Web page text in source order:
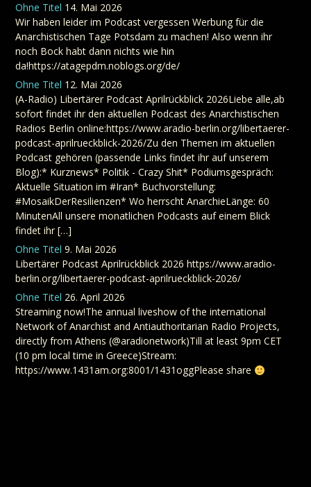
Ohne Titel 14. Mai 2026
Wir haben leider im Podcast vergessen Werbung für die
Anarchistischen Tage Potsdam zu machen! Also wenn ihr
noch Bock habt dann nichts wie hin
da!https://atagepdm.noblogs.org/de/
Ohne Titel 12. Mai 2026
(A-Radio) Libertärer Podcast Aprilrückblick 2026Liebe alle,ab
sofort findet ihr den aktuellen Podcast des Anarchistischen
Radios Berlin online:https://www.aradio-berlin.org/libertaerer-
podcast-aprilrueckblick-2026/Zu den Themen im aktuellen
Podcast gehören (passende Links findet ihr auf unserem
Blog):* Kurznews* Politik - Crazy Shit* Podiumsgespräch:
Aktuelle Situation im #Iran* Buchvorstellung:
#MosaikDerResilienzen* Wo herrscht AnarchieLänge: 60
MinutenAll unsere monatlichen Podcasts auf einem Blick
findet ihr […]
Ohne Titel 9. Mai 2026
Libertärer Podcast Aprilrückblick 2026 https://www.aradio-
berlin.org/libertaerer-podcast-aprilrueckblick-2026/
Ohne Titel 26. April 2026
Streaming now!The annual liveshow of the international
Network of Anarchist and Antiauthoritarian Radio Projects,
directly from Athens (@aradionetwork)Till at least 9pm CET
(10 pm local time in Greece)Stream:
https://www.1431am.org:8001/1431oggPlease share